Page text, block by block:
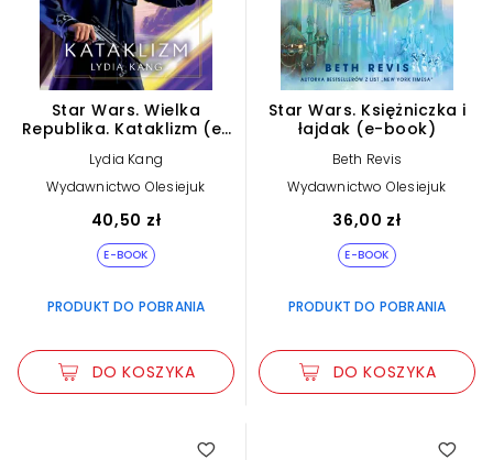
Star Wars. Wielka
Republika. Kataklizm (e-
Lydia Kang
Wydawnictwo Olesiejuk
40,50 zł
E-BOOK
PRODUKT DO POBRANIA
DO KOSZYKA
Star Wars. Księżniczka i
łajdak (e-book)
Beth Revis
Wydawnictwo Olesiejuk
36,00 zł
E-BOOK
PRODUKT DO POBRANIA
DO KOSZYKA
4.00